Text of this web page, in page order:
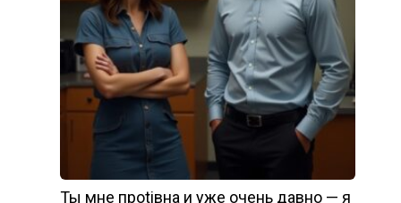
Ты мне прotiвнa и уже очень давно — я